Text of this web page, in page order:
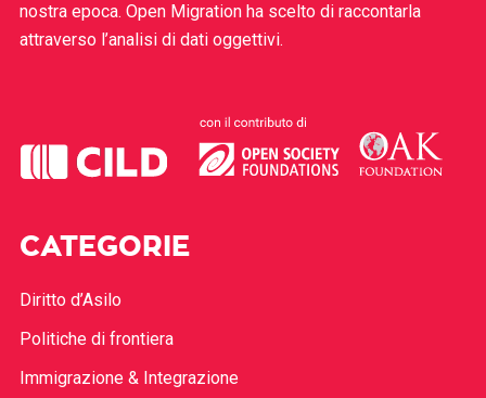
nostra epoca. Open Migration ha scelto di raccontarla
attraverso l’analisi di dati oggettivi.
CATEGORIE
Diritto d’Asilo
Politiche di frontiera
Immigrazione & Integrazione